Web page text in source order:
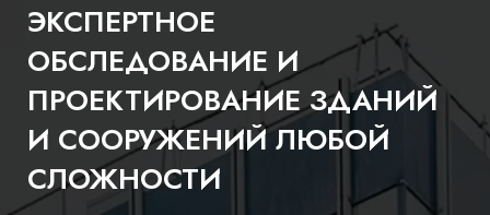
ЭКСПЕРТНОЕ
ОБСЛЕДОВАНИЕ И
ПРОЕКТИРОВАНИЕ ЗДАНИЙ
И СООРУЖЕНИЙ ЛЮБОЙ
СЛОЖНОСТИ